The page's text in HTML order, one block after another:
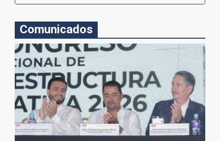
Comunicados